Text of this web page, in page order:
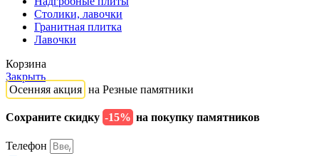
Столики, лавочки
Гранитная плитка
Лавочки
Корзина
Закрыть
Осенняя акция на Резные памятники
Сохраните скидку -15% на покупку памятников
Телефон